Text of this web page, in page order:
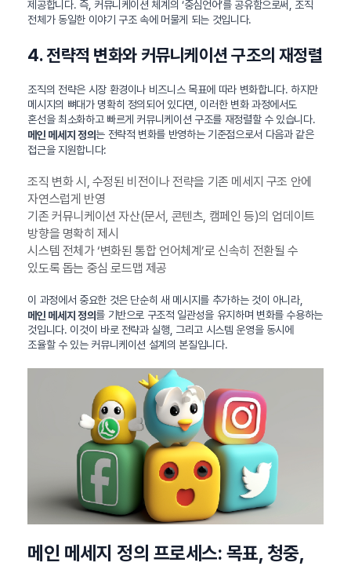
제공합니다. 즉, 커뮤니케이션 체계의 ‘중심언어’를 공유함으로써, 조직
전체가 동일한 이야기 구조 속에 머물게 되는 것입니다.
4. 전략적 변화와 커뮤니케이션 구조의 재정렬
조직의 전략은 시장 환경이나 비즈니스 목표에 따라 변화합니다. 하지만
메시지의 뼈대가 명확히 정의되어 있다면, 이러한 변화 과정에서도
혼선을 최소화하고 빠르게 커뮤니케이션 구조를 재정렬할 수 있습니다.
메인 메세지 정의는 전략적 변화를 반영하는 기준점으로서 다음과 같은
접근을 지원합니다:
조직 변화 시, 수정된 비전이나 전략을 기존 메세지 구조 안에
자연스럽게 반영
기존 커뮤니케이션 자산(문서, 콘텐츠, 캠페인 등)의 업데이트
방향을 명확히 제시
시스템 전체가 ‘변화된 통합 언어체계’로 신속히 전환될 수
있도록 돕는 중심 로드맵 제공
이 과정에서 중요한 것은 단순히 새 메시지를 추가하는 것이 아니라,
메인 메세지 정의를 기반으로 구조적 일관성을 유지하며 변화를 수용하는
것입니다. 이것이 바로 전략과 실행, 그리고 시스템 운영을 동시에
조율할 수 있는 커뮤니케이션 설계의 본질입니다.
메인 메세지 정의 프로세스: 목표, 청중,